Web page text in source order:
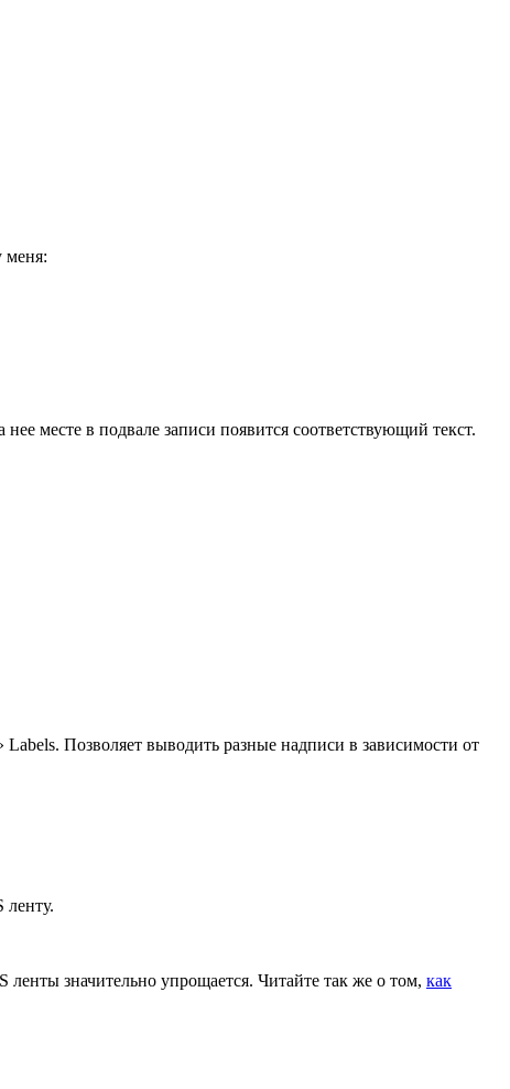
меня:
месте в подвале записи появится соответствующий текст.
Позволяет выводить разные надписи в зависимости от
ленту.
ленты значительно упрощается. Читайте так же о том, как